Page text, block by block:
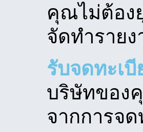
คุณไม่ต้อง
จัดทำราย
รับจดทะเ
บริษัทของ
จากการจ